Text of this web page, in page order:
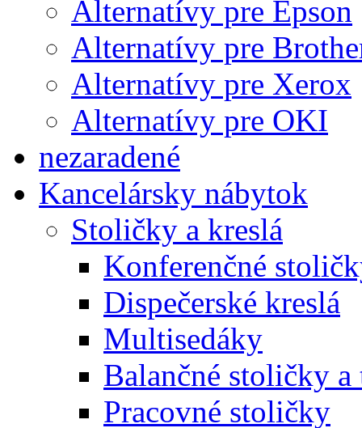
Alternatívy pre Epson
Alternatívy pre
Alternatívy pre Xerox
Alternatívy pre OKI
nezaradené
Kancelársky nábytok
Stoličky a kreslá
Konferenčné
Dispečerské kreslá
Multisedáky
Balančné stoličky a
Pracovné stoličky